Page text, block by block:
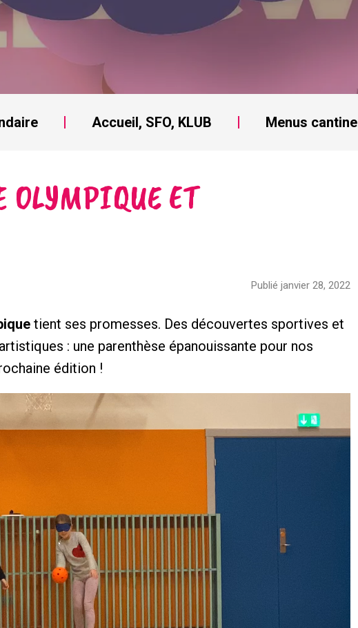
Accueil, SFO, KLUB Menus cantine
ET
Publié janvier 28, 2022
tient ses promesses. Des découvertes sportives et
: une parenthèse épanouissante pour nos
édition !